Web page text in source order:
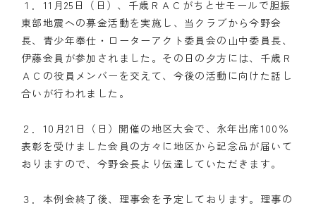
１．11月25日（日）、千歳ＲＡＣがちとせモールで胆振
東部地震への募金活動を実施し、当クラブから今野会
長、青少年奉仕・ローターアクト委員会の山中委員長、
伊藤会員が参加されました。その日の夕方には、千歳Ｒ
ＡＣの役員メンバーを交えて、今後の活動に向けた話し
合いが行われました。
２．10月21日（日）開催の地区大会で、永年出席100％
表彰を受けました会員の方々に地区から記念品が届いて
おりますので、今野会長より伝達していただきます。
３．本例会終了後、理事会を予定しております。理事の